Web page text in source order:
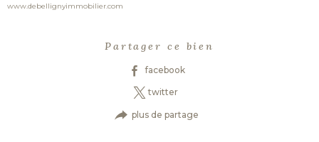
www.debellignyimmobilier.com
Partager ce bien
facebook
twitter
plus de partage